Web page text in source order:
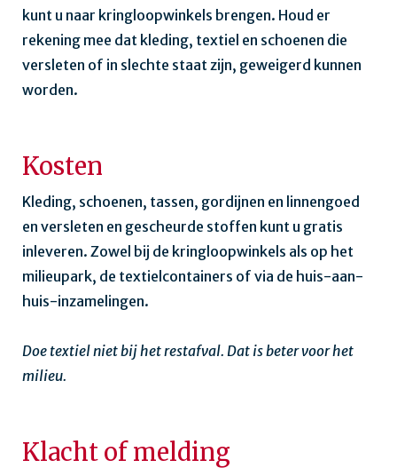
kunt u naar kringloopwinkels brengen. Houd er
rekening mee dat kleding, textiel en schoenen die
versleten of in slechte staat zijn, geweigerd kunnen
worden.
Kosten
Kleding, schoenen, tassen, gordijnen en linnengoed
en versleten en gescheurde stoffen kunt u gratis
inleveren. Zowel bij de kringloopwinkels als op het
milieupark, de textielcontainers of via de huis-aan-
huis-inzamelingen.
Doe textiel niet bij het restafval. Dat is beter voor het
milieu.
Klacht of melding